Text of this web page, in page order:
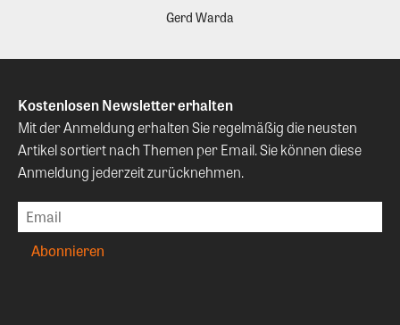
Gerd Warda
Kostenlosen Newsletter erhalten
Mit der Anmeldung erhalten Sie regelmäßig die neusten
Artikel sortiert nach Themen per Email. Sie können diese
Anmeldung jederzeit zurücknehmen.